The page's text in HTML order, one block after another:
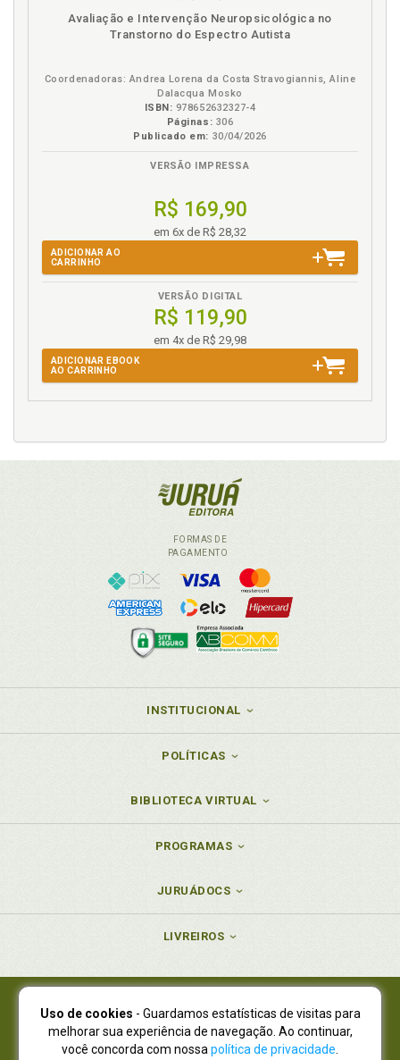
em
eBook
na
B.V.
Avaliação e Intervenção Neuropsicológica no
Transtorno do Espectro Autista
Coordenadoras: Andrea Lorena da Costa Stravogiannis, Aline
Dalacqua Mosko
ISBN: 978652632327-4
Páginas: 306
Publicado em: 30/04/2026
VERSÃO IMPRESSA
R$ 169,90
em 6x de R$ 28,32
ADICIONAR AO
CARRINHO
VERSÃO DIGITAL
R$ 119,90
em 4x de R$ 29,98
ADICIONAR EBOOK
AO CARRINHO
FORMAS DE
PAGAMENTO
INSTITUCIONAL
POLÍTICAS
BIBLIOTECA VIRTUAL
PROGRAMAS
JURUÁDOCS
LIVREIROS
Juruá Editora Ltda., CNPJ 77.535.508/0001-19
Juruá Informática Ltda., CNPJ 01.701.561/0001-80
NOVO ENDEREÇO:R. Flávio Dallegrave, 7665, São Lourenço |
Uso de cookies - Guardamos estatísticas de visitas para
melhorar sua experiência de navegação. Ao continuar,
você concorda com nossa política de privacidade